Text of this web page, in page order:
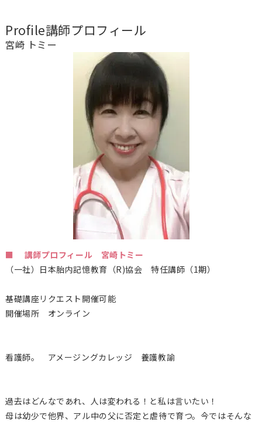
Profile講師プロフィール
宮崎 トミー
■ 講師プロフィール 宮崎トミー
（一社）日本胎内記憶教育（R)協会 特任講師（1期）
基礎講座リクエスト開催可能
開催場所 オンライン
看護師。 アメージングカレッジ 養護教諭
過去はどんなであれ、人は変われる！と私は言いたい！
母は幼少で他界、アル中の父に否定と虐待で育つ。今ではそんな